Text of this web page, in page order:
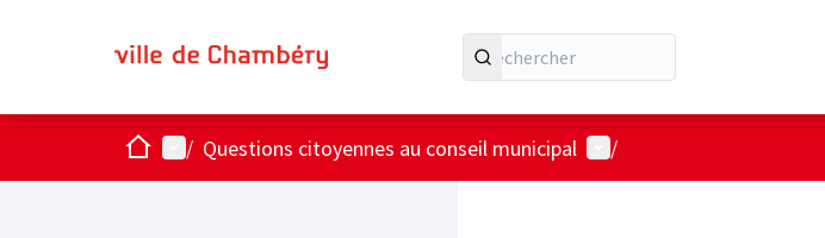
AccueilMenu principal
/ Questions citoyennes au conseil municipal Menu utilisateur
/